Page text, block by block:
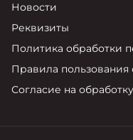
Новости
Реквизиты
Политика обработки
Правила пользования
Согласие на